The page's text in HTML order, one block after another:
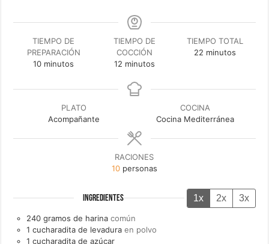
TIEMPO DE
PREPARACIÓN
10minutos
minutos
TIEMPO DE
COCCIÓN
12minutos
minutos
TIEMPO TOTAL
22 minutos
minutos
PLATO
Acompañante
COCINA
Cocina Mediterránea
RACIONES
10 personas
INGREDIENTES 1x 2x 3x
240 gramos de harina común
1 cucharadita de levadura en polvo
1 cucharadita de azúcar